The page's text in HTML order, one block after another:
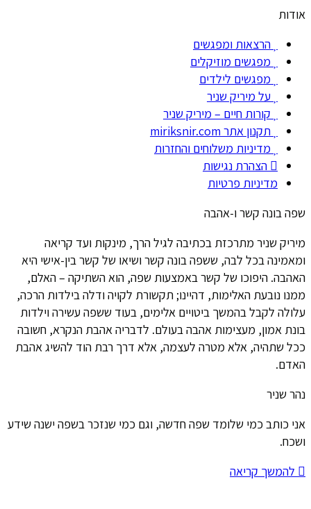
אודות
הרצאות ומפגשים
מפגשים מוזיקלים
מפגשים לילדים
על מיריק שניר
קורות חיים – מיריק שניר
תקנון אתר miriksnir.com
מדיניות משלוחים והחזרות
הצהרת נגישות
מדיניות פרטיות
שפה בונה קשר ו-אהבה
מיריק שניר מתרכזת בכתיבה לגיל הרך, מינקות ועד קריאה
ומאמינה בכל לבה, ששפה בונה קשר ושיאו של קשר בין-אישי היא
האהבה. היפוכו של קשר באמצעות שפה, הוא השתיקה – האלם,
ממנו נובעת האלימות, דהיינו; תקשורת לקויה ודלה בילדות הרכה,
עלולה לקבל בהמשך ביטויים אלימים, בעוד ששפה עשירה וילדות
בונת אמון, מעצימות אהבה בעולם. לדבריה אהבת הנקרא, חשובה
ככל שתהיה, אלא מטרה לעצמה, אלא דרך רבת הוד להשיג אהבת
האדם.
נהר שניר
אני כותב כמי שלומד שפה חדשה, וגם כמי שנזכר בשפה ישנה שידע
ושכח.
להמשך קריאה